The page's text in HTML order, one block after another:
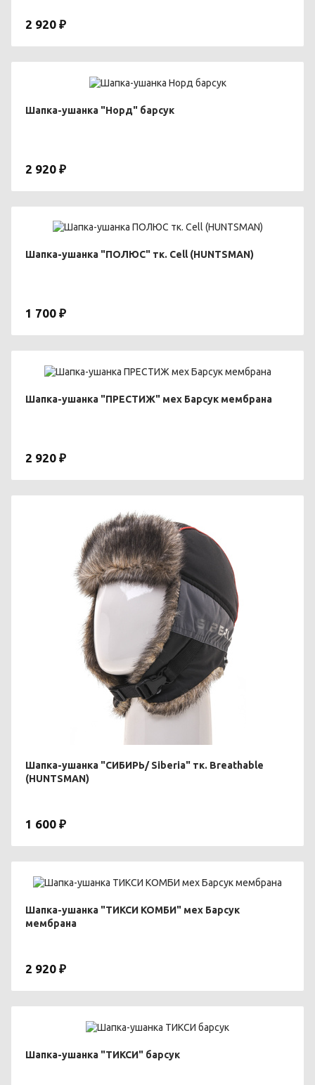
2 920 ₽
Шапка-ушанка "Норд" барсук
2 920 ₽
Шапка-ушанка "ПОЛЮС" тк. Cell (HUNTSMAN)
1 700 ₽
Шапка-ушанка "ПРЕСТИЖ" мех Барсук мембрана
2 920 ₽
Шапка-ушанка "СИБИРЬ/ Siberia" тк. Breathable
(HUNTSMAN)
1 600 ₽
Шапка-ушанка "ТИКСИ КОМБИ" мех Барсук
мембрана
2 920 ₽
Шапка-ушанка "ТИКСИ" барсук